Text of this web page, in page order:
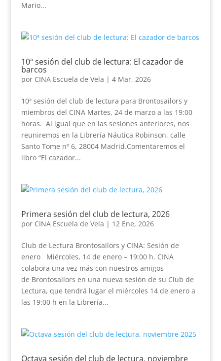
Mario...
10ª sesión del club de lectura: El cazador de
barcos
por CINA Escuela de Vela | 4 Mar, 2026
10ª sesión del club de lectura para Brontosailors y
miembros del CINA Martes, 24 de marzo a las 19:00
horas. Al igual que en las sesiones anteriores, nos
reuniremos en la Librería Náutica Robinson, calle
Santo Tome nº 6, 28004 Madrid.Comentaremos el
libro “El cazador...
Primera sesión del club de lectura, 2026
por CINA Escuela de Vela | 12 Ene, 2026
Club de Lectura Brontosailors y CINA: Sesión de
enero Miércoles, 14 de enero – 19:00 h. CINA
colabora una vez más con nuestros amigos
de Brontosailors en una nueva sesión de su Club de
Lectura, que tendrá lugar el miércoles 14 de enero a
las 19:00 h en la Librería...
Octava sesión del club de lectura, noviembre